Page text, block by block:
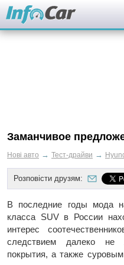
Заманчивое
Нові авто → Тест-драйви →
Розповісти друзям:
В последние годы мода
класса SUV в России
интерес
следствием далеко не
покрытия, а также